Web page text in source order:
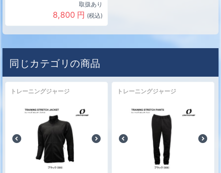
取扱あり
8,800 円 (税込)
同じカテゴリの商品
トレーニングジャージ トレーニングジャージ